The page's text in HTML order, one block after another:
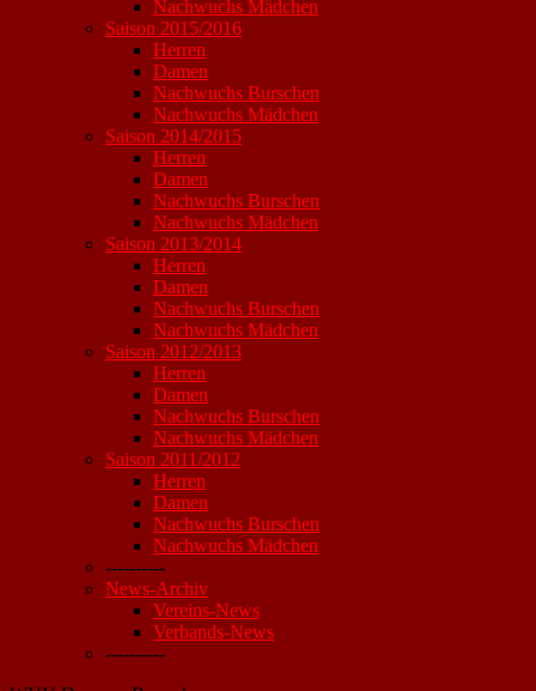
Nachwuchs Mädchen
Saison 2015/2016
Herren
Damen
Nachwuchs Burschen
Nachwuchs Mädchen
Saison 2014/2015
Herren
Damen
Nachwuchs Burschen
Nachwuchs Mädchen
Saison 2013/2014
Herren
Damen
Nachwuchs Burschen
Nachwuchs Mädchen
Saison 2012/2013
Herren
Damen
Nachwuchs Burschen
Nachwuchs Mädchen
Saison 2011/2012
Herren
Damen
Nachwuchs Burschen
Nachwuchs Mädchen
----------
News-Archiv
Vereins-News
Verbands-News
----------